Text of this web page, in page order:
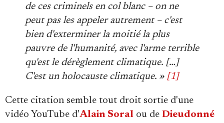
de ces criminels en col blanc – on ne
peut pas les appeler autrement – c'est
bien d'exterminer la moitié la plus
pauvre de l'humanité, avec l'arme terrible
qu'est le dérèglement climatique. […]
C'est un holocauste climatique. » [1]
Cette citation semble tout droit sortie d'une
vidéo YouTube d'Alain Soral ou de Dieudonné